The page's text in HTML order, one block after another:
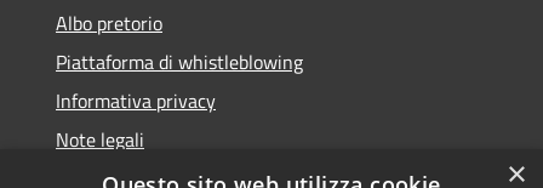
Albo pretorio
Piattaforma di whistleblowing
Informativa privacy
Note legali
Dichiarazione di accessibilità
×